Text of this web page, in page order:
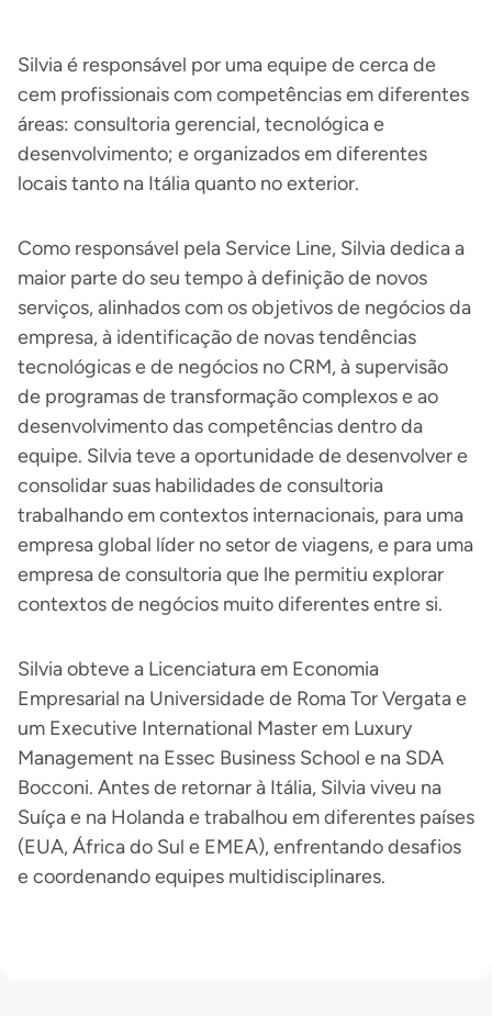
Silvia é responsável por uma equipe de cerca de
cem profissionais com competências em diferentes
áreas: consultoria gerencial, tecnológica e
desenvolvimento; e organizados em diferentes
locais tanto na Itália quanto no exterior.
Como responsável pela Service Line, Silvia dedica a
maior parte do seu tempo à definição de novos
serviços, alinhados com os objetivos de negócios da
empresa, à identificação de novas tendências
tecnológicas e de negócios no CRM, à supervisão
de programas de transformação complexos e ao
desenvolvimento das competências dentro da
equipe. Silvia teve a oportunidade de desenvolver e
consolidar suas habilidades de consultoria
trabalhando em contextos internacionais, para uma
empresa global líder no setor de viagens, e para uma
empresa de consultoria que lhe permitiu explorar
contextos de negócios muito diferentes entre si.
Silvia obteve a Licenciatura em Economia
Empresarial na Universidade de Roma Tor Vergata e
um Executive International Master em Luxury
Management na Essec Business School e na SDA
Bocconi. Antes de retornar à Itália, Silvia viveu na
Suíça e na Holanda e trabalhou em diferentes países
(EUA, África do Sul e EMEA), enfrentando desafios
e coordenando equipes multidisciplinares.